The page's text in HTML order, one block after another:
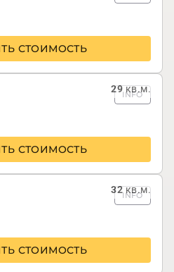
СТОИМОСТЬ
29кв.м.
INFO
СТОИМОСТЬ
32кв.м.
INFO
СТОИМОСТЬ